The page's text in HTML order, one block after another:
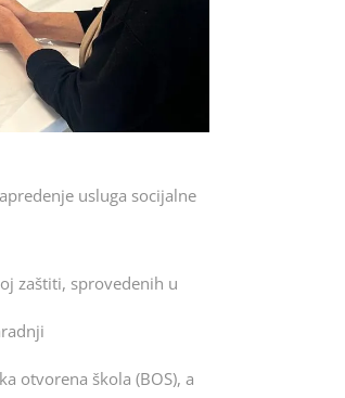
usluga socijalne
zaštiti, sprovedenih u
otvorena škola (BOS), a